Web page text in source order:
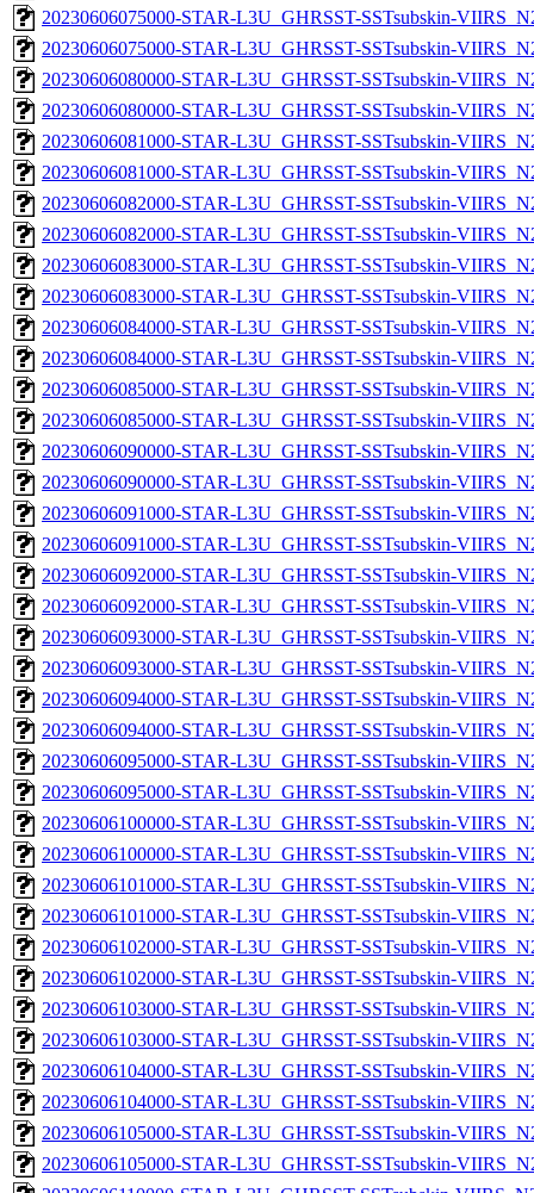
20230606075000-STAR-L3U_GHRSST-SSTsubskin-
20230606075000-STAR-L3U_GHRSST-SSTsubskin-
20230606080000-STAR-L3U_GHRSST-SSTsubskin-
20230606080000-STAR-L3U_GHRSST-SSTsubskin-
20230606081000-STAR-L3U_GHRSST-SSTsubskin-
20230606081000-STAR-L3U_GHRSST-SSTsubskin-
20230606082000-STAR-L3U_GHRSST-SSTsubskin-
20230606082000-STAR-L3U_GHRSST-SSTsubskin-
20230606083000-STAR-L3U_GHRSST-SSTsubskin-
20230606083000-STAR-L3U_GHRSST-SSTsubskin-
20230606084000-STAR-L3U_GHRSST-SSTsubskin-
20230606084000-STAR-L3U_GHRSST-SSTsubskin-
20230606085000-STAR-L3U_GHRSST-SSTsubskin-
20230606085000-STAR-L3U_GHRSST-SSTsubskin-
20230606090000-STAR-L3U_GHRSST-SSTsubskin-
20230606090000-STAR-L3U_GHRSST-SSTsubskin-
20230606091000-STAR-L3U_GHRSST-SSTsubskin-
20230606091000-STAR-L3U_GHRSST-SSTsubskin-
20230606092000-STAR-L3U_GHRSST-SSTsubskin-
20230606092000-STAR-L3U_GHRSST-SSTsubskin-
20230606093000-STAR-L3U_GHRSST-SSTsubskin-
20230606093000-STAR-L3U_GHRSST-SSTsubskin-
20230606094000-STAR-L3U_GHRSST-SSTsubskin-
20230606094000-STAR-L3U_GHRSST-SSTsubskin-
20230606095000-STAR-L3U_GHRSST-SSTsubskin-
20230606095000-STAR-L3U_GHRSST-SSTsubskin-
20230606100000-STAR-L3U_GHRSST-SSTsubskin-
20230606100000-STAR-L3U_GHRSST-SSTsubskin-
20230606101000-STAR-L3U_GHRSST-SSTsubskin-
20230606101000-STAR-L3U_GHRSST-SSTsubskin-
20230606102000-STAR-L3U_GHRSST-SSTsubskin-
20230606102000-STAR-L3U_GHRSST-SSTsubskin-
20230606103000-STAR-L3U_GHRSST-SSTsubskin-
20230606103000-STAR-L3U_GHRSST-SSTsubskin-
20230606104000-STAR-L3U_GHRSST-SSTsubskin-
20230606104000-STAR-L3U_GHRSST-SSTsubskin-
20230606105000-STAR-L3U_GHRSST-SSTsubskin-
20230606105000-STAR-L3U_GHRSST-SSTsubskin-